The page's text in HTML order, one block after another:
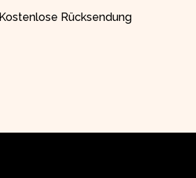
Kostenlose Rücksendung